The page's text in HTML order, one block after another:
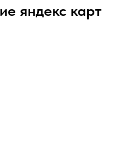
яндекс карт